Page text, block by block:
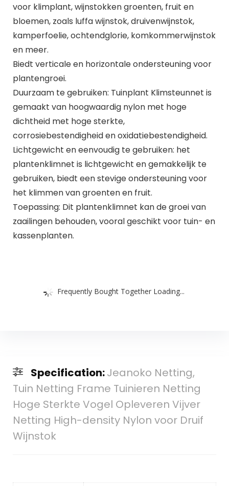
voor klimplant, wijnstokken groenten, fruit en
bloemen, zoals luffa wijnstok, druivenwijnstok,
kamperfoelie, ochtendglorie, komkommerwijnstok
en meer.
Biedt verticale en horizontale ondersteuning voor
plantengroei.
Duurzaam te gebruiken: Tuinplant Klimsteunnet is
gemaakt van hoogwaardig nylon met hoge
dichtheid met hoge sterkte,
corrosiebestendigheid en oxidatiebestendigheid.
Lichtgewicht en eenvoudig te gebruiken: het
plantenklimnet is lichtgewicht en gemakkelijk te
gebruiken, biedt een stevige ondersteuning voor
het klimmen van groenten en fruit.
Toepassing: Dit plantenklimnet kan de groei van
zaailingen behouden, vooral geschikt voor tuin- en
kassenplanten.
Frequently Bought Together Loading...
Specification:Jeanoko Netting,
Tuin Netting Frame Tuinieren Netting
Hoge Sterkte Vogel Opleveren Vijver
Netting High-density Nylon voor Druif
Wijnstok